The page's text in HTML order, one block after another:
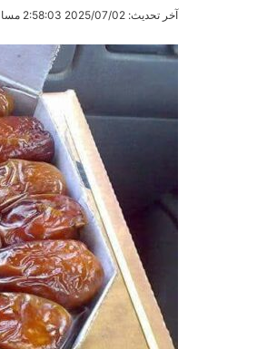
آخر تحديث: 2025/07/02 2:58:03 مساءً